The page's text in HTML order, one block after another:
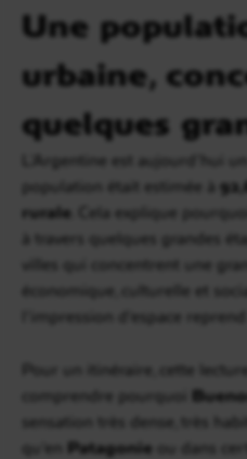
Une
urbaine,
quelques
L’Argentine est aujourd’hui
population était estimée à
rurale . Cela explique
à travers quelques grandes
villes qui concentrent une
économique, culturelle et
l’impression d’espace
Pour un itinéraire, cette
comprendre pourquoi
sensation très dense, très
qu’en Patagonie ou dans